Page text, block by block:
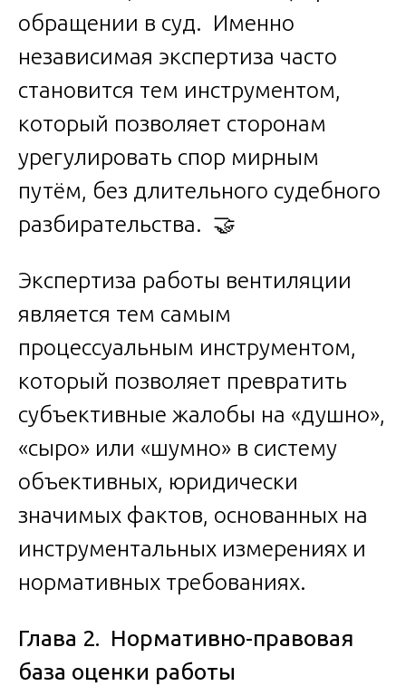
обращении в суд. Именно
независимая экспертиза часто
становится тем инструментом,
который позволяет сторонам
урегулировать спор мирным
путём, без длительного судебного
разбирательства. 🤝
Экспертиза работы вентиляции
является тем самым
процессуальным инструментом,
который позволяет превратить
субъективные жалобы на «душно»,
«сыро» или «шумно» в систему
объективных, юридически
значимых фактов, основанных на
инструментальных измерениях и
нормативных требованиях.
Глава 2. Нормативно-правовая
база оценки работы